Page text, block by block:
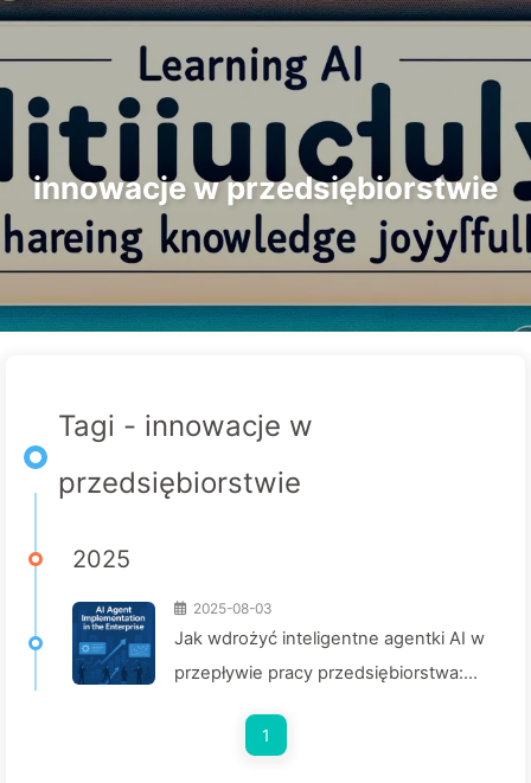
Szukaj Strona główna Archiwa Tagi
Kategorie Linki O nas 🇵🇱 Polski
innowacje w przedsiębiorstwie
Tagi - innowacje w
przedsiębiorstwie
2025
2025-08-03
Jak wdrożyć inteligentne agentki AI w
przepływie pracy przedsiębiorstwa:
na rok 2025 - Powoli ucz się AI166
1